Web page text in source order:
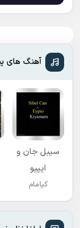
آهنگ های
سیبل جان و
ایپیو
کیامام